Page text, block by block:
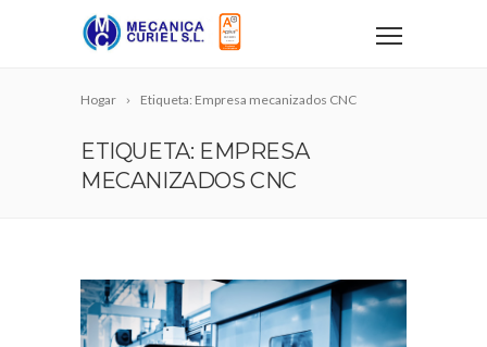
Hogar Etiqueta: Empresa mecanizados CNC
ETIQUETA: EMPRESA
MECANIZADOS CNC